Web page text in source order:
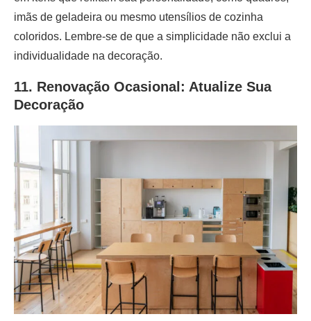
imãs de geladeira ou mesmo utensílios de cozinha
coloridos. Lembre-se de que a simplicidade não exclui a
individualidade na decoração.
11. Renovação Ocasional: Atualize Sua
Decoração